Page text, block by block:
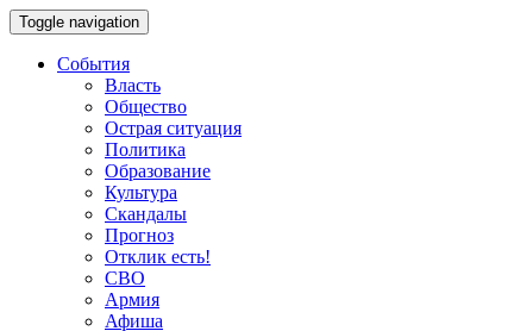
Toggle navigation
События
Власть
Общество
Острая ситуация
Политика
Образование
Культура
Скандалы
Прогноз
Отклик есть!
СВО
Армия
Афиша